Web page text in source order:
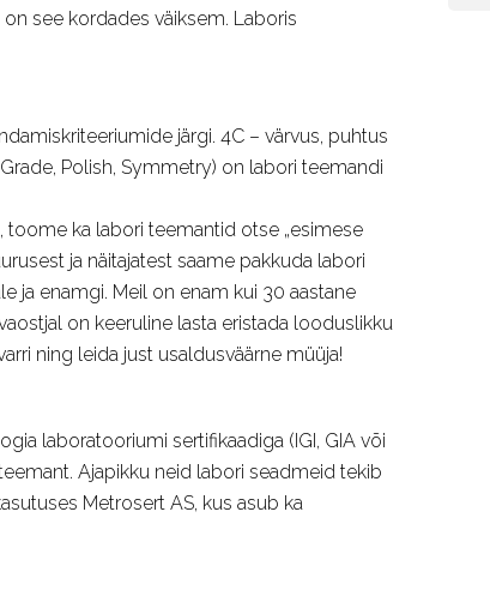
see kordades väiksem. Laboris
järgi. 4C – värvus, puhtus
Polish, Symmetry) on labori teemandi
toome ka labori teemantid otse „esimese
ja näitajatest saame pakkuda labori
ja enamgi. Meil on enam kui 30 aastane
on keeruline lasta eristada looduslikku
ning leida just usaldusväärne müüja!
laboratooriumi sertifikaadiga (IGI, GIA või
Ajapikku neid labori seadmeid tekib
Metrosert AS, kus asub ka